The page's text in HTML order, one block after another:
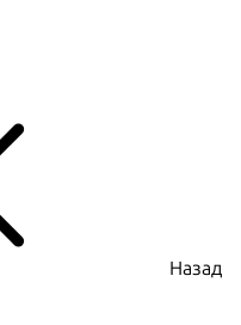
Назад